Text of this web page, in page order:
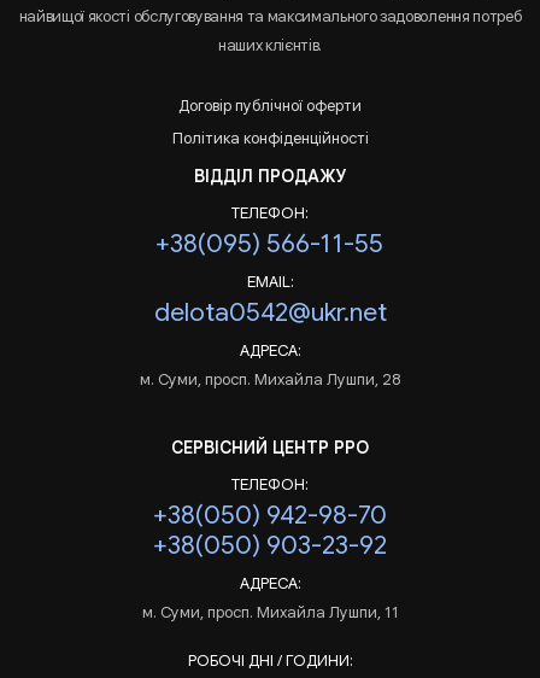
найвищої якості обслуговування та максимального задоволення потреб
наших клієнтів.
Договір публічної оферти
Політика конфіденційності
ВІДДІЛ ПРОДАЖУ
ТЕЛЕФОН:
+38(095) 566-11-55
EMAIL:
delota0542@ukr.net
АДРЕСА:
м. Суми, просп. Михайла Лушпи, 28
СЕРВІСНИЙ ЦЕНТР РРО
ТЕЛЕФОН:
+38(050) 942-98-70
+38(050) 903-23-92
АДРЕСА:
м. Суми, просп. Михайла Лушпи, 11
РОБОЧІ ДНІ / ГОДИНИ: